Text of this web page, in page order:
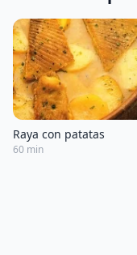
Raya con patatas
60 min